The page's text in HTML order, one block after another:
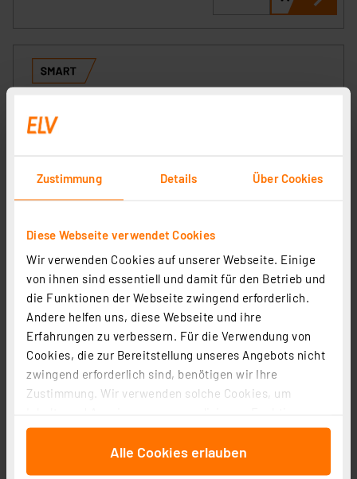
Zustimmung Details Über Cookies
Diese Webseite verwendet Cookies
Wir verwenden Cookies auf unserer Webseite. Einige
von ihnen sind essentiell und damit für den Betrieb und
die Funktionen der Webseite zwingend erforderlich.
Andere helfen uns, diese Webseite und ihre
Erfahrungen zu verbessern. Für die Verwendung von
Cookies, die zur Bereitstellung unseres Angebots nicht
zwingend erforderlich sind, benötigen wir Ihre
Zustimmung. Wir verwenden solche Cookies, um
für soziale Medien anbieten zu können und die Zugriffe
auf unsere Website zu analysieren. Außerdem geben
Alle Cookies erlauben
Luftfeuchtigkeitssensor – innen, anthrazit, HmIP-STH-
AArtikel-Nr. 160530
43.52 CHF